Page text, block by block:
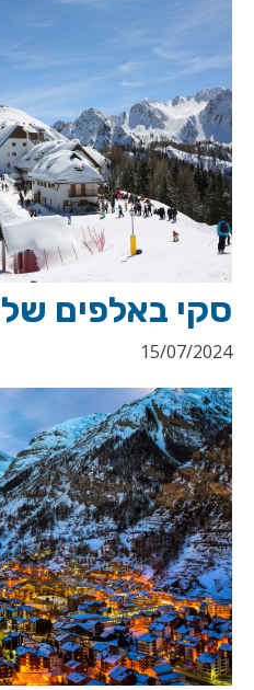
סקי באלפים
15/07/2024